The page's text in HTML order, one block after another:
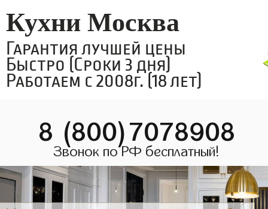
Кухни Москва
Гарантия лучшей цены
Быстро (Сроки 3 дня)
Работаем с 2008г. (18 лет)
8 (800)7078908
Звонок по РФ бесплатный!